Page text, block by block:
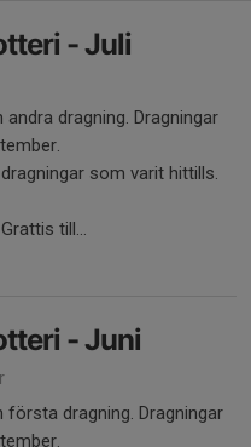
- Juli
dragning. Dragningar
som varit hittills.
till...
- Juni
dragning. Dragningar